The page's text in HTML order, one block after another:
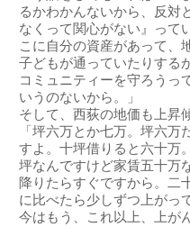
るかわかんないから、反対
なくって関心がない』って
こに自分の資産があって、
子どもが通っていたりする
コミュニティーを守ろうっ
いうのないから。」
そして、西荻の地価も上昇
「坪六万とか七万。坪六万
すよ。十坪借りると六十万
坪なんですけど家賃五十万
降りたらすぐですから。二
に比べたら少しずつ上がっ
今はもう、これ以上、上が